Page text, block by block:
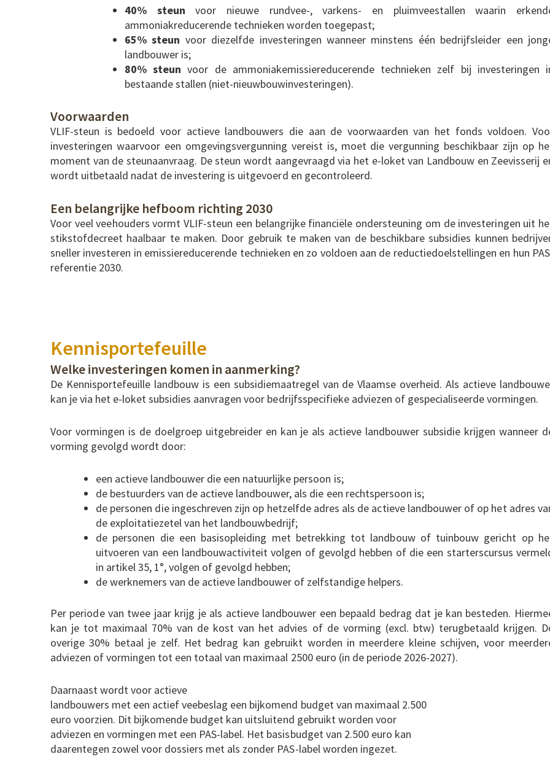
40% steun voor nieuwe rundvee-, varkens- en pluimveestallen waarin
ammoniakreducerende technieken worden toegepast;
65% steun voor diezelfde investeringen wanneer minstens één bedrijfsleider een
landbouwer is;
80% steun voor de ammoniakemissiereducerende technieken zelf bij investeringen
bestaande stallen (niet-nieuwbouwinvesteringen).
Voorwaarden
VLIF-steun is bedoeld voor actieve landbouwers die aan de voorwaarden van het fonds voldoen.
investeringen waarvoor een omgevingsvergunning vereist is, moet die vergunning beschikbaar zijn op
moment van de steunaanvraag. De steun wordt aangevraagd via het e-loket van Landbouw en Zeevisserij
wordt uitbetaald nadat de investering is uitgevoerd en gecontroleerd.
Een belangrijke hefboom richting 2030
Voor veel veehouders vormt VLIF-steun een belangrijke financiële ondersteuning om de investeringen uit
stikstofdecreet haalbaar te maken. Door gebruik te maken van de beschikbare subsidies kunnen
sneller investeren in emissiereducerende technieken en zo voldoen aan de reductiedoelstellingen en hun
referentie 2030.
Kennisportefeuille
Welke investeringen komen in aanmerking?
De Kennisportefeuille landbouw is een subsidiemaatregel van de Vlaamse overheid. Als actieve
kan je via het e-loket subsidies aanvragen voor bedrijfsspecifieke adviezen of gespecialiseerde vormingen.
Voor vormingen is de doelgroep uitgebreider en kan je als actieve landbouwer subsidie krijgen wanneer
vorming gevolgd wordt door:
een actieve landbouwer die een natuurlijke persoon is;
de bestuurders van de actieve landbouwer, als die een rechtspersoon is;
de personen die ingeschreven zijn op hetzelfde adres als de actieve landbouwer of op het adres
de exploitatiezetel van het landbouwbedrijf;
de personen die een basisopleiding met betrekking tot landbouw of tuinbouw gericht op
uitvoeren van een landbouwactiviteit volgen of gevolgd hebben of die een starterscursus
in artikel 35, 1°, volgen of gevolgd hebben;
de werknemers van de actieve landbouwer of zelfstandige helpers.
Per periode van twee jaar krijg je als actieve landbouwer een bepaald bedrag dat je kan besteden.
kan je tot maximaal 70% van de kost van het advies of de vorming (excl. btw) terugbetaald krijgen.
overige 30% betaal je zelf. Het bedrag kan gebruikt worden in meerdere kleine schijven, voor
adviezen of vormingen tot een totaal van maximaal 2500 euro (in de periode 2026-2027).
Daarnaast wordt voor actieve
landbouwers met een actief veebeslag een bijkomend budget van maximaal 2.500
euro voorzien. Dit bijkomende budget kan uitsluitend gebruikt worden voor
adviezen en vormingen met een PAS-label. Het basisbudget van 2.500 euro kan
daarentegen zowel voor dossiers met als zonder PAS-label worden ingezet.